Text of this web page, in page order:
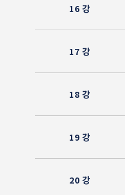
16 강
17 강
18 강
19 강
20 강